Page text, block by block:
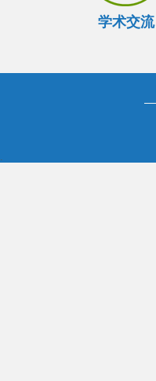
学术交流
.